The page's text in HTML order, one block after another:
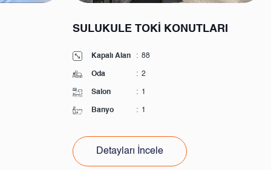
SULUKULE TOKİ KONUTLARI
Kapalı Alan : 88
Oda : 2
Salon : 1
Banyo : 1
Detayları İncele